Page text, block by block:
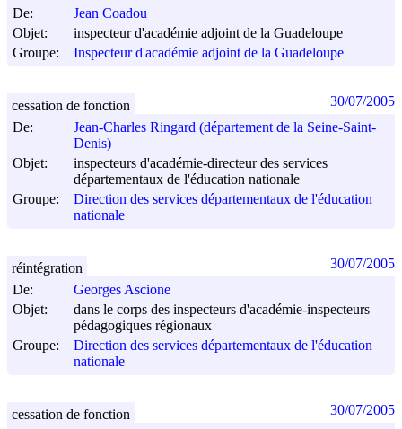
De:
Jean Coadou
Objet:
inspecteur d'académie adjoint de la Guadeloupe
Groupe:
Inspecteur d'académie adjoint de la Guadeloupe
De:
Jean-Charles Ringard (département de la Seine-Saint-
Denis)
Objet:
inspecteurs d'académie-directeur des services
départementaux de l'éducation nationale
Groupe:
Direction des services départementaux de l'éducation
nationale
cessation de fonction 30/07/2005
De:
Georges Ascione
Objet:
dans le corps des inspecteurs d'académie-inspecteurs
pédagogiques régionaux
Groupe:
Direction des services départementaux de l'éducation
nationale
réintégration 30/07/2005
cessation de fonction 30/07/2005